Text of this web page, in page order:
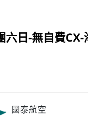
六日-無自費CX-
國泰航空